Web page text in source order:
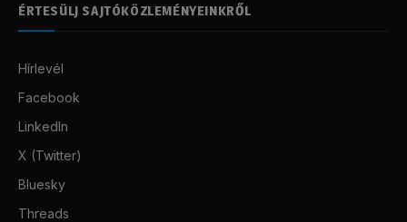
ÉRTESÜLJ SAJTÓKÖZLEMÉNYEINKRŐL
Hírlevél
Facebook
LinkedIn
X (Twitter)
Bluesky
Threads